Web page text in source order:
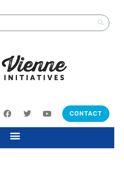
CONTACT